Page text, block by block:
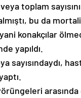
toplam
bu da
konakçılar
yapıldı.
sayısındaydı,